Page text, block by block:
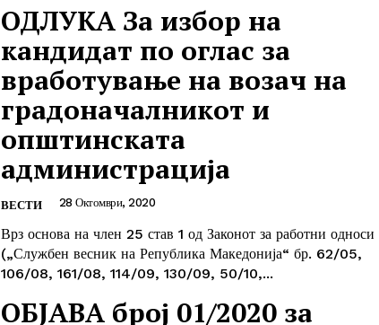
ОДЛУКА За избор на
кандидат по оглас за
вработување на возач на
градоначалникот и
општинската
администрација
ВЕСТИ 28 Октомври, 2020
Врз основа на член 25 став 1 од Законот за работни односи
(„Службен весник на Република Македонија“ бр. 62/05,
106/08, 161/08, 114/09, 130/09, 50/10,...
ОБЈАВА број 01/2020 за